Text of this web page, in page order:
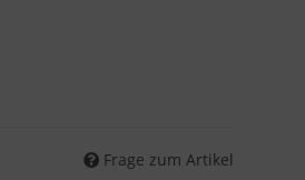
Frage zum Artikel